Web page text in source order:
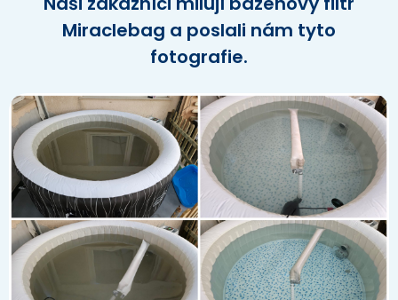
Miraclebag a poslali nám tyto
fotografie.